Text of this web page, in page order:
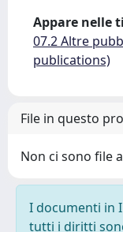
Appare nelle
07.2 Altre
publications)
File in questo
Non ci sono file
I documenti in
tutti i diritti